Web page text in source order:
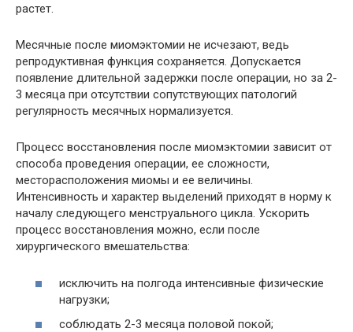
растет.
Месячные после миомэктомии не исчезают, ведь
репродуктивная функция сохраняется. Допускается
появление длительной задержки после операции, но за 2-
3 месяца при отсутствии сопутствующих патологий
регулярность месячных нормализуется.
Процесс восстановления после миомэктомии зависит от
способа проведения операции, ее сложности,
месторасположения миомы и ее величины.
Интенсивность и характер выделений приходят в норму к
началу следующего менструального цикла. Ускорить
процесс восстановления можно, если после
хирургического вмешательства:
исключить на полгода интенсивные физические
нагрузки;
соблюдать 2-3 месяца половой покой;